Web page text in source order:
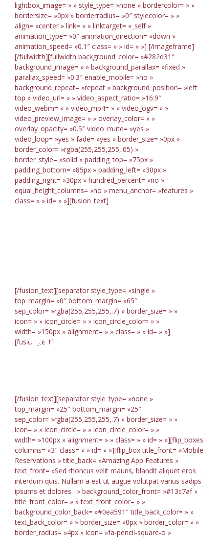
lightbox_image= » » style_type= »none » bordercolor= » »
bordersize= »0px » borderradius= »0″ stylecolor= » »
align= »center » link= » » linktarget= »_self »
animation_type= »0″ animation_direction= »down »
animation_speed= »0.1″ class= » » id= » »] [/imageframe]
[/fullwidth][fullwidth background_color= »#282d31″
background_image= » » background_parallax= »fixed »
parallax_speed= »0.3″ enable_mobile= »no »
background_repeat= »repeat » background_position= »left
top » video_url= » » video_aspect_ratio= »16:9″
video_webm= » » video_mp4= » » video_ogv= » »
video_preview_image= » » overlay_color= » »
overlay_opacity= »0.5″ video_mute= »yes »
video_loop= »yes » fade= »yes » border_size= »0px »
border_color= »rgba(255,255,255,.05) »
border_style= »solid » padding_top= »75px »
padding_bottom= »85px » padding_left= »30px »
padding_right= »30px » hundred_percent= »no »
equal_height_columns= »no » menu_anchor= »features »
class= » » id= » »][fusion_text]
[/fusion_text][separator style_type= »single »
top_margin= »0″ bottom_margin= »65″
sep_color= »rgba(255,255,255,.7) » border_size= » »
icon= » » icon_circle= » » icon_circle_color= » »
width= »150px » alignment= » » class= » » id= » »]
[fusion_text]
The Reasons
[/fusion_text][separator style_type= »none »
top_margin= »25″ bottom_margin= »25″
sep_color= »rgba(255,255,255,.7) » border_size= » »
icon= » » icon_circle= » » icon_circle_color= » »
width= »100px » alignment= » » class= » » id= » »][flip_boxes
columns= »3″ class= » » id= » »][flip_box title_front= »Mobile
Reservations » title_back= »Amazing App Features »
text_front= »Sed rhoncus velit mauris, blandit aliquet eros
interdum quis. Nullam a est ut augue volutpat varius sadips
ipsums et dolores. » background_color_front= »#13c7af »
title_front_color= » » text_front_color= » »
background_color_back= »#0ea591″ title_back_color= » »
text_back_color= » » border_size= »0px » border_color= » »
border_radius= »4px » icon= »fa-pencil-square-o »